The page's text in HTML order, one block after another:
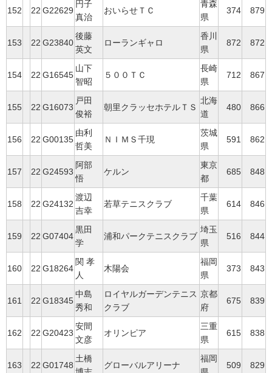
152 22 G22629
円子
真治
おいらせＴＣ
青森
県
374 879
153 22 G23840
後藤
英文
ローランギャロ
香川
県
872 872
154 22 G16545
山下
智昭
５００ＴＣ
長崎
県
712 867
155 22 G16073
戸田
俊裕
朝里クラッセホテルＴＳ
北海
道
480 866
156 22 G00135
由利
哲美
ＮＩＭＳ千現
茨城
県
591 862
157 22 G24593
阿部
悟
ケルン
東京
都
685 848
158 22 G24132
渡辺
吉幸
若草テニスクラブ
千葉
県
614 846
159 22 G07404
黒田
学
浦和パークテニスクラブ
埼玉
県
516 844
160 22 G18264
関 孝
人
木陽会
福岡
県
373 843
161 22 G18345
中島
秀和
ロイヤルガーデンテニス
クラブ
京都
府
675 839
162 22 G20423
安間
文彦
オリンピア
三重
県
615 838
163 22 G01748
土橋
グローバルアリーナ
福岡
509 829